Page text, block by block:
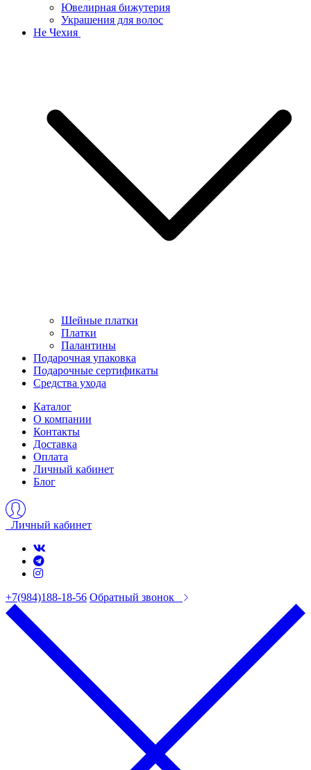
Ювелирная бижутерия
Украшения для волос
Не Чехия
Шейные платки
Платки
Палантины
Подарочная упаковка
Подарочные сертификаты
Средства ухода
Каталог
О компании
Контакты
Доставка
Оплата
Личный кабинет
Блог
Личный кабинет
+7(984)188-18-56 Обратный звонок